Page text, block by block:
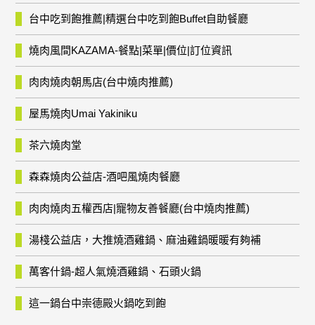
台中吃到飽推薦|精選台中吃到飽Buffet自助餐廳
燒肉風間KAZAMA-餐點|菜單|價位|訂位資訊
肉肉燒肉朝馬店(台中燒肉推薦)
屋馬燒肉Umai Yakiniku
茶六燒肉堂
森森燒肉公益店-酒吧風燒肉餐廳
肉肉燒肉五權西店|寵物友善餐廳(台中燒肉推薦)
湯棧公益店，大推燒酒雞鍋、麻油雞鍋暖暖有夠補
萬客什鍋-超人氣燒酒雞鍋、石頭火鍋
這一鍋台中崇德殿火鍋吃到飽